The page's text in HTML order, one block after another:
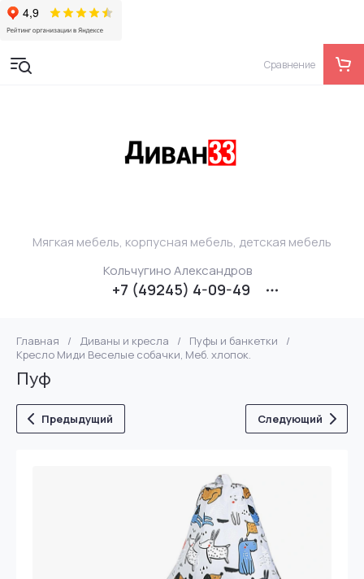
Мягкая мебель, корпусная мебель, детская мебель
Кольчугино Александров
+7 (49245) 4-09-49
Сравнение
Главная / Диваны и кресла / Пуфы и банкетки
/
Кресло Миди Веселые собачки, Меб. хлопок.
Пуф
Предыдущий Следующий